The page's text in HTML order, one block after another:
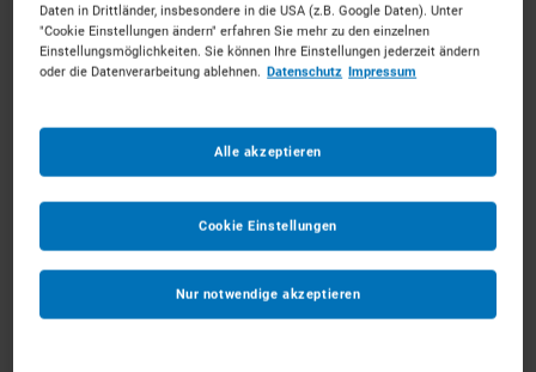
225Vermietpartner im Raum Pforzheim
Daten in Drittländer, insbesondere in die USA (z.B. Google Daten). Unter
"Cookie Einstellungen ändern" erfahren Sie mehr zu den einzelnen
Einstellungsmöglichkeiten. Sie können Ihre Einstellungen jederzeit ändern
oder die Datenverarbeitung ablehnen. Datenschutz Impressum
Nur notwendige akzeptieren
Alle akzeptieren
Cookie Einstellungen